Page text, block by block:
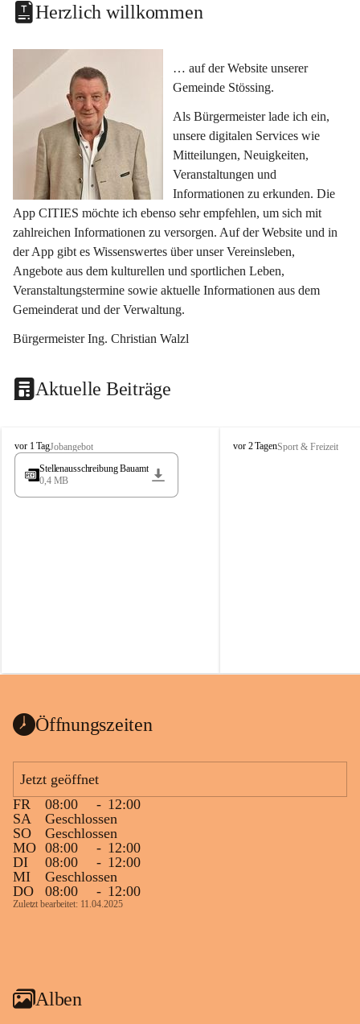
Herzlich willkommen
… auf der Website unserer
Gemeinde Stössing.
Als Bürgermeister lade ich ein,
unsere digitalen Services wie
Mitteilungen, Neuigkeiten,
Veranstaltungen und
Informationen zu erkunden. Die
App CITIES möchte ich ebenso sehr empfehlen, um sich mit
zahlreichen Informationen zu versorgen. Auf der Website und in
der App gibt es Wissenswertes über unser Vereinsleben,
Angebote aus dem kulturellen und sportlichen Leben,
Veranstaltungstermine sowie aktuelle Informationen aus dem
Gemeinderat und der Verwaltung.
Bürgermeister Ing. Christian Walzl
Aktuelle Beiträge
S
t
s
vor 1 TagJobangebot
Stellenausschreibung Bauamt
0,4 MB
S
vor 2 TagenSport & Freizeit
Öffnungszeiten
Jetzt geöffnet
FR
08:00 - 12:00
SA
Geschlossen
SO
Geschlossen
MO 08:00 - 12:00
DI
08:00 - 12:00
MI
Geschlossen
DO
08:00 - 12:00
Zuletzt bearbeitet: 11.04.2025
Alben